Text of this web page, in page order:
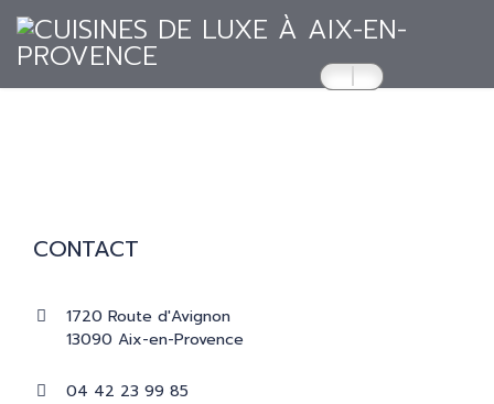
CUISINES
RÉALISATIONS
CONTACT
1720 Route d'Avignon
13090 Aix-en-Provence
04 42 23 99 85